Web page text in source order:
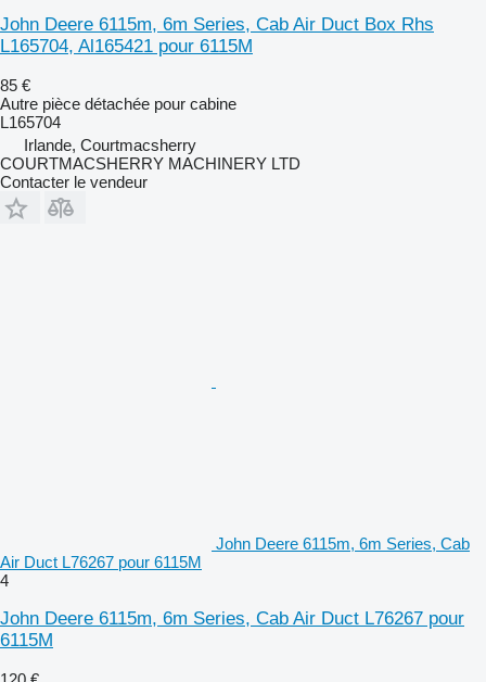
John Deere 6115m, 6m Series, Cab Air Duct Box Rhs
L165704, Al165421 pour 6115M
85 €
Autre pièce détachée pour cabine
L165704
Irlande, Courtmacsherry
COURTMACSHERRY MACHINERY LTD
Contacter le vendeur
John Deere 6115m, 6m Series, Cab
Air Duct L76267 pour 6115M
4
John Deere 6115m, 6m Series, Cab Air Duct L76267 pour
6115M